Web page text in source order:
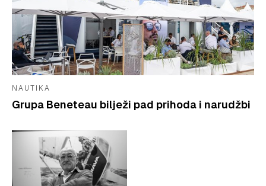
NAUTIKA
Grupa Beneteau bilježi pad prihoda i narudžbi